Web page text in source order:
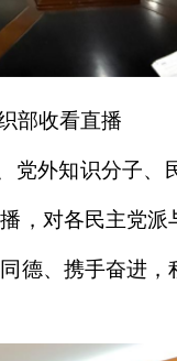
部收看直播
外知识分子
，对各民主党
德、携手奋进